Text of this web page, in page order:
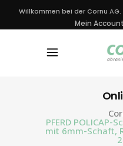
Willkommen bei der Cornu AG.
Mein Account
PFERD
mit 6mm-Schaft,